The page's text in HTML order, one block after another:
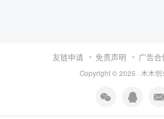
友链申请 免责声明 广告合
Copyright © 2025 · 木木